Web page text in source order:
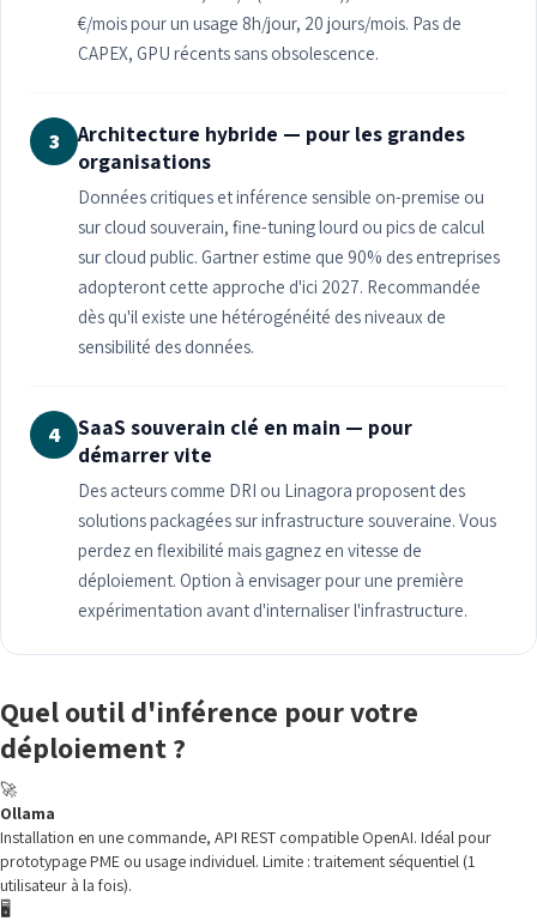
€/mois pour un usage 8h/jour, 20 jours/mois. Pas de
CAPEX, GPU récents sans obsolescence.
3
Architecture hybride — pour les grandes
organisations
Données critiques et inférence sensible on-premise ou
sur cloud souverain, fine-tuning lourd ou pics de calcul
sur cloud public. Gartner estime que 90% des entreprises
adopteront cette approche d'ici 2027. Recommandée
dès qu'il existe une hétérogénéité des niveaux de
sensibilité des données.
4
SaaS souverain clé en main — pour
démarrer vite
Des acteurs comme DRI ou Linagora proposent des
solutions packagées sur infrastructure souveraine. Vous
perdez en flexibilité mais gagnez en vitesse de
déploiement. Option à envisager pour une première
expérimentation avant d'internaliser l'infrastructure.
Quel outil d'inférence pour votre
déploiement ?
🚀
Ollama
Installation en une commande, API REST compatible OpenAI. Idéal pour
prototypage PME ou usage individuel. Limite : traitement séquentiel (1
utilisateur à la fois).
🖥️